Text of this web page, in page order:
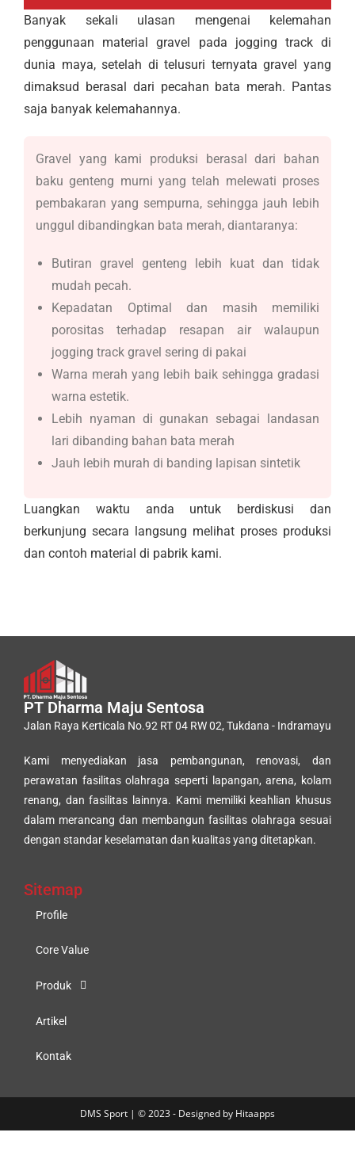
Banyak sekali ulasan mengenai kelemahan
penggunaan material gravel pada jogging track di
dunia maya, setelah di telusuri ternyata gravel yang
dimaksud berasal dari pecahan bata merah. Pantas
saja banyak kelemahannya.
Gravel yang kami produksi berasal dari bahan
baku genteng murni yang telah melewati proses
pembakaran yang sempurna, sehingga jauh lebih
unggul dibandingkan bata merah, diantaranya:
Butiran gravel genteng lebih kuat dan tidak
mudah pecah.
Kepadatan Optimal dan masih memiliki
porositas terhadap resapan air walaupun
jogging track gravel sering di pakai
Warna merah yang lebih baik sehingga gradasi
warna estetik.
Lebih nyaman di gunakan sebagai landasan
lari dibanding bahan bata merah
Jauh lebih murah di banding lapisan sintetik
Luangkan waktu anda untuk berdiskusi dan
berkunjung secara langsung melihat proses produksi
dan contoh material di pabrik kami.
PT Dharma Maju Sentosa
Jalan Raya Kerticala No.92 RT 04 RW 02, Tukdana - Indramayu
Kami menyediakan jasa pembangunan, renovasi, dan
perawatan fasilitas olahraga seperti lapangan, arena, kolam
renang, dan fasilitas lainnya. Kami memiliki keahlian khusus
dalam merancang dan membangun fasilitas olahraga sesuai
dengan standar keselamatan dan kualitas yang ditetapkan.
Sitemap
Profile
Core Value
Produk
Artikel
Kontak
DMS Sport | © 2023 - Designed by Hitaapps